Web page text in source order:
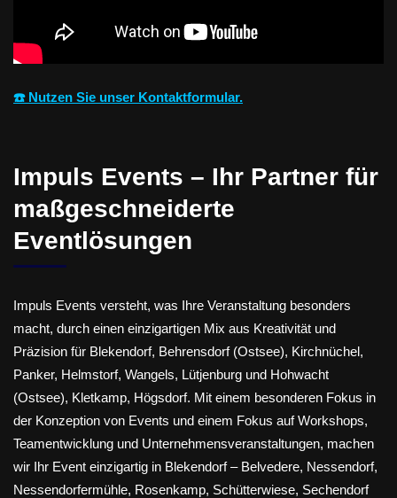
☎️ Nutzen Sie unser Kontaktformular.
Impuls Events – Ihr Partner für
maßgeschneiderte
Eventlösungen
Impuls Events versteht, was Ihre Veranstaltung besonders
macht, durch einen einzigartigen Mix aus Kreativität und
Präzision für Blekendorf, Behrensdorf (Ostsee), Kirchnüchel,
Panker, Helmstorf, Wangels, Lütjenburg und Hohwacht
(Ostsee), Kletkamp, Högsdorf. Mit einem besonderen Fokus in
der Konzeption von Events und einem Fokus auf Workshops,
Teamentwicklung und Unternehmensveranstaltungen, machen
wir Ihr Event einzigartig in Blekendorf – Belvedere, Nessendorf,
Nessendorfermühle, Rosenkamp, Schütterwiese, Sechendorf